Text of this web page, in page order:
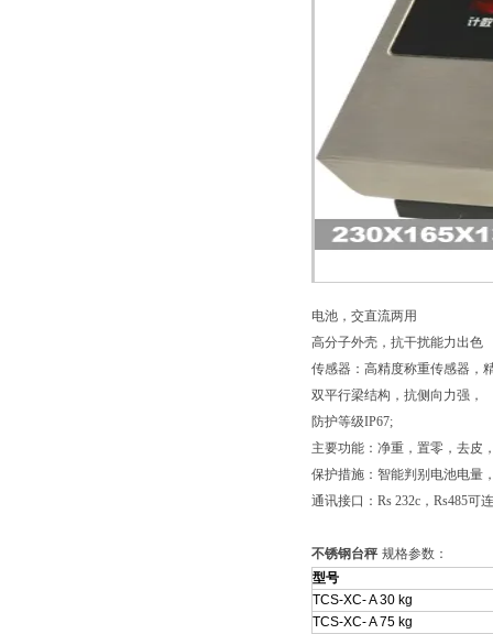
电池，交直流两用
高分子外壳，抗干扰能力出色
传感器：高精度称重传感器，
双平行梁结构，抗侧向力强，
防护等级IP67;
主要功能：净重，置零，去皮
保护措施：智能判别电池电量
通讯接口：Rs 232c，Rs485可
不锈钢台秤 规格参数：
型号
TCS-XC- A 30 kg
TCS-XC- A 75 kg